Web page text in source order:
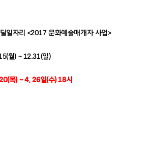
일자리 <2017 문화예술매개자 사업>
월) ~ 12.31(일)
목) ~ 4. 26일(수) 18시